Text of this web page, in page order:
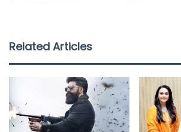
e
k
t
t
A
p
p
i
n
k
Related Articles